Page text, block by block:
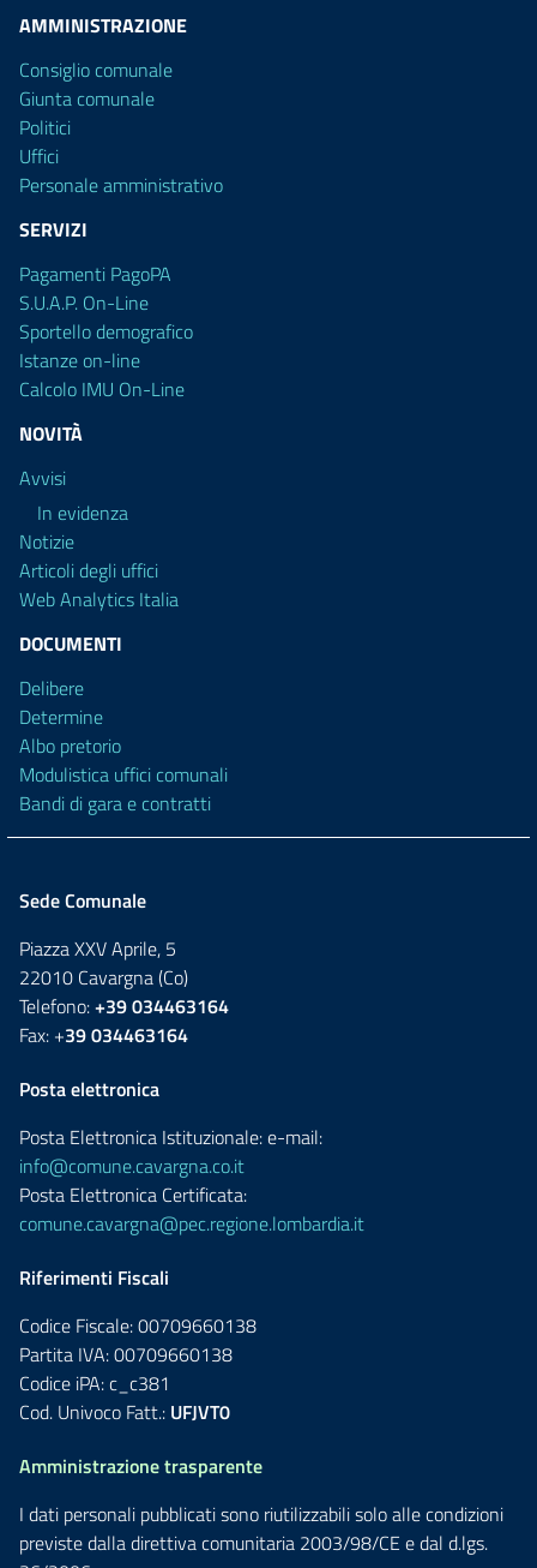
AMMINISTRAZIONE
Consiglio comunale
Giunta comunale
Politici
Uffici
Personale amministrativo
SERVIZI
Pagamenti PagoPA
S.U.A.P. On-Line
Sportello demografico
Istanze on-line
Calcolo IMU On-Line
NOVITÀ
Avvisi
In evidenza
Notizie
Articoli degli uffici
Web Analytics Italia
DOCUMENTI
Delibere
Determine
Albo pretorio
Modulistica uffici comunali
Bandi di gara e contratti
Sede Comunale
Piazza XXV Aprile, 5
22010 Cavargna (Co)
Telefono:+39 034463164
Fax: +39 034463164
Posta elettronica
Posta Elettronica Istituzionale: e-mail:
info@comune.cavargna.co.it
Posta Elettronica Certificata:
comune.cavargna@pec.regione.lombardia.it
Riferimenti Fiscali
Codice Fiscale: 00709660138
Partita IVA: 00709660138
Codice iPA: c_c381
Cod. Univoco Fatt.: UFJVT0
Amministrazione trasparente
I dati personali pubblicati sono riutilizzabili solo alle condizioni
previste dalla direttiva comunitaria 2003/98/CE e dal d.lgs.